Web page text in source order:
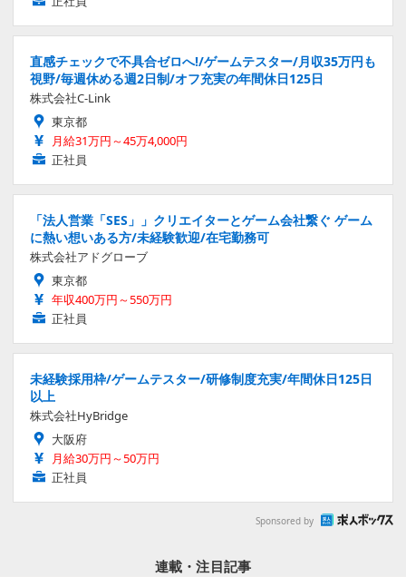
直感チェックで不具合ゼロへ!/ゲームテスター/月収35万円も
視野/毎週休める週2日制/オフ充実の年間休日125日
株式会社C-Link
東京都
月給31万円～45万4,000円
正社員
「法人営業「SES」」クリエイターとゲーム会社繋ぐ ゲーム
に熱い想いある方/未経験歓迎/在宅勤務可
株式会社アドグローブ
東京都
年収400万円～550万円
正社員
未経験採用枠/ゲームテスター/研修制度充実/年間休日125日
以上
株式会社HyBridge
大阪府
月給30万円～50万円
正社員
Sponsored by
連載・注目記事